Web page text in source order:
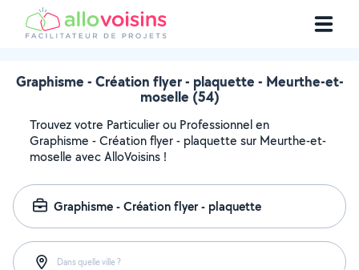
Graphisme - Création flyer - plaquette - Meurthe-et-
moselle (54)
Trouvez votre Particulier ou Professionnel en
Graphisme - Création flyer - plaquette sur Meurthe-et-
moselle avec AlloVoisins !
Graphisme - Création flyer - plaquette
Dans quelle ville ?